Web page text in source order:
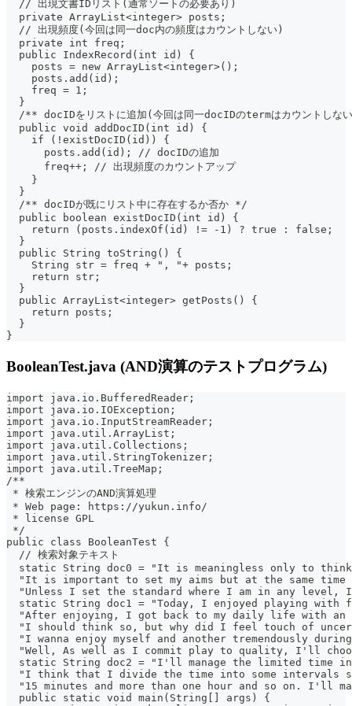
  // 出現文書IDリスト(通常ソートの必要あり)
  private ArrayList<integer> posts;
  // 出現頻度(今回は同一doc内の頻度はカウントしない)
  private int freq;
  public IndexRecord(int id) {
    posts = new ArrayList<integer>();
    posts.add(id);
    freq = 1;
  }
/** docIDをリストに追加(今回は同一docIDのtermはカウントしな
  public void addDocID(int id) {
    if (!existDocID(id)) {
      posts.add(id); // docIDの追加
      freq++; // 出現頻度のカウントアップ
    }
  }
  /** docIDが既にリスト中に存在するか否か */
  public boolean existDocID(int id) {
    return (posts.indexOf(id) != -1) ? true : false;
  }
  public String toString() {
    String str = freq + ", "+ posts;
    return str;
  }
  public ArrayList<integer> getPosts() {
    return posts;
  }
}
BooleanTest.java (AND演算のテストプログラム)
import java.io.BufferedReader;
import java.io.IOException;
import java.io.InputStreamReader;
import java.util.ArrayList;
import java.util.Collections;
import java.util.StringTokenizer;
import java.util.TreeMap;
/**
* 検索エンジンのAND演算処理
* Web page: https://yukun.info/
* license GPL
*/
public class BooleanTest {
  // 検索対象テキスト
static String doc0 = "It is meaningless only to
"It is important to set my aims but at the same
"Unless I set the standard where I am in any level,
static String doc1 = "Today, I enjoyed playing with
"After enjoying, I got back to my daily life with an
"I should think so, but why did I feel touch of
"I wanna enjoy myself and another tremendously
"Well, As well as I commit play to quality, I'll
static String doc2 = "I'll manage the limited time
"I think that I divide the time into some intervals
"15 minutes and more than one hour and so on. I'll
  public static void main(String[] args) {